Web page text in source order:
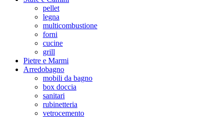
pellet
legna
multicombustione
forni
cucine
grill
Pietre e Marmi
Arredobagno
mobili da bagno
box doccia
sanitari
rubinetteria
vetrocemento